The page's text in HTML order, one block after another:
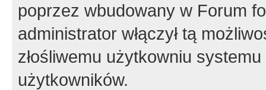
poprzez wbudowany w Forum
administrator włączył tą
złośliwemu użytkowniu
użytkowników.